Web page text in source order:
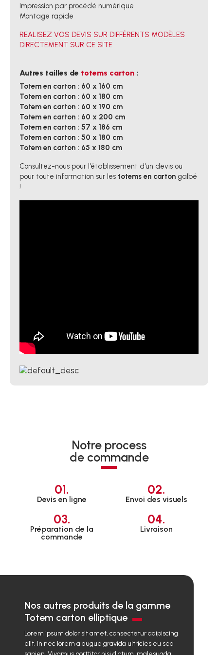
Impression par procédé numérique
Montage rapide
REALISEZ VOS DEVIS SUR DIFFÉRENTS MODÈLES
DIRECTEMENT SUR CE SITE
Autres tailles de totems carton :
Totem en carton : 60 x 160 cm
Totem en carton : 60 x 180 cm
Totem en carton : 60 x 190 cm
Totem en carton : 60 x 200 cm
Totem en carton : 57 x 186 cm
Totem en carton : 50 x 180 cm
Totem en carton : 65 x 180 cm
Consultez-nous pour l'établissement d'un devis ou
pour toute information sur les totems en carton galbé
!
Notre process
de commande
01.
Devis en ligne
02.
Envoi des visuels
03.
Préparation de la
commande
04.
Livraison
Nos autres produits de la gamme
Totem carton elliptique
Lorem ipsum dolor sit amet, consectetur adipiscing
elit. In nec lorem a augue gravida ultricies eu sed